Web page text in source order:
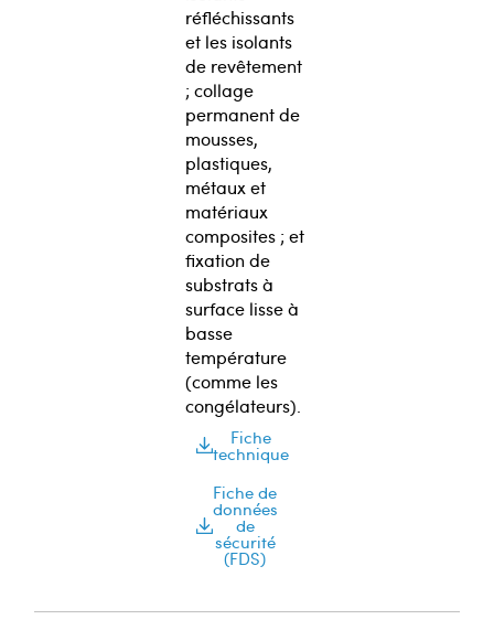
réfléchissants
et les isolants
de revêtement
; collage
permanent de
mousses,
plastiques,
métaux et
matériaux
composites ; et
fixation de
substrats à
surface lisse à
basse
température
(comme les
congélateurs).
Fiche
technique
Fiche de
données
de
sécurité
(FDS)